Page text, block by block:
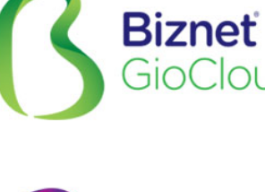
DOWNLOAD:
EPS JPG| ONE COLOR